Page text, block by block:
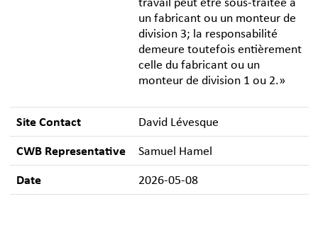
un fabricant ou un monteur de
division 3; la responsabilité
demeure toutefois entièrement
celle du fabricant ou un
monteur de division 1 ou 2.»
Site Contact David Lévesque
CWB Representative Samuel Hamel
Date 2026-05-08